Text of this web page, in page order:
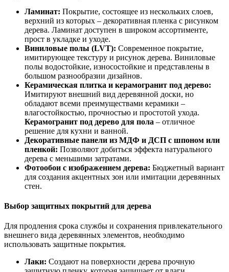
Ламинат: Покрытие, состоящее из нескольких слоев,
верхний из которых – декоративная пленка с рисунком
дерева. Ламинат доступен в широком ассортименте,
прост в укладке и уходе.
Виниловые полы (LVT): Современное покрытие,
имитирующее текстуру и рисунок дерева. Виниловые
полы водостойкие, износостойкие и представлены в
большом разнообразии дизайнов.
Керамическая плитка и керамогранит под дерево:
Имитируют внешний вид деревянной доски, но
обладают всеми преимуществами керамики –
влагостойкостью, прочностью и простотой ухода.
Керамогранит под дерево для пола – отличное
решение для кухни и ванной.
Декоративные панели из МДФ и ДСП с шпоном или
пленкой: Позволяют добиться эффекта натурального
дерева с меньшими затратами.
Фотообои с изображением дерева: Бюджетный вариант
для создания акцентных зон или имитации деревянных
стен.
Выбор защитных покрытий для дерева
Для продления срока службы и сохранения привлекательного
внешнего вида деревянных элементов, необходимо
использовать защитные покрытия.
Лаки: Создают на поверхности дерева прочную